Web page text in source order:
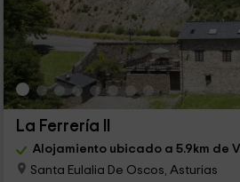
La Ferrería II
Alojamiento ubicado a 5.9km de
Santa Eulalia De Oscos, Asturias